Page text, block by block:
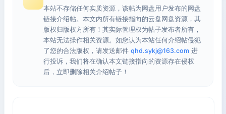
本站不存储任何实质资源，该帖为网盘用户发布的网盘
链接介绍帖。本文内所有链接指向的云盘网盘资源，其
版权归版权方所有！其实际管理权为帖子发布者所有，
本站无法操作相关资源。如您认为本站任何介绍帖侵犯
了您的合法版权，请发送邮件 qhd.sykj@163.com 进
行投诉，我们将在确认本文链接指向的资源存在侵权
后，立即删除相关介绍帖子！